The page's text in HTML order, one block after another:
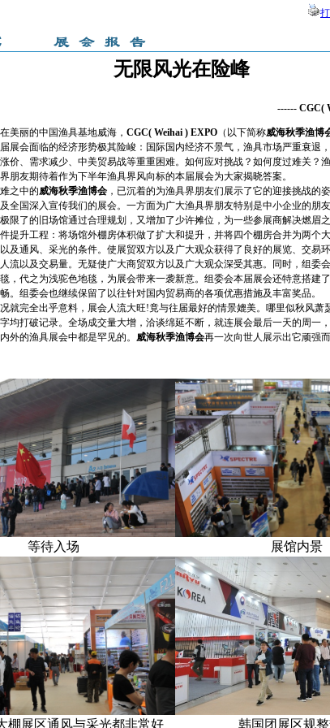
无限风光在险峰
------ CGC(
美丽的中国渔具基地威海， CGC( Weihai ) EXPO （以下简称威海秋季渔博
展会面临的经济形势极其险峻：国际国内经济不景气，渔具市场严重衰退
价、需求减少、中美贸易战等重重困难。如何应对挑战？如何度过难关？
朋友期待着作为下半年渔具界风向标的本届展会为大家揭晓答案。
之中的威海秋季渔博会 ，已沉着的为渔具界朋友们展示了它的迎接挑战的
全国深入宣传我们的展会。一方面为广大渔具界朋友特别是中小企业的朋
限了的旧场馆通过合理规划，又增加了少许摊位，为一些参展商解决燃眉
提升工程：将场馆外棚房体积做了扩大和提升，并将四个棚房合并为两个
及通风、采光的条件。使展贸双方以及广大观众获得了良好的展览、交易
流以及交易量。无疑使广大商贸双方以及广大观众深受其惠。同时，组委
，代之为浅驼色地毯，为展会带来一袭新意。组委会本届展会还特意搭建
。组委会也继续保留了以往针对国内贸易商的各项优惠措施及丰富奖品。
就完全出乎意料，展会人流大旺!竟与往届最好的情景媲美。哪里似秋风萧
均打破记录。全场成交量大增，洽谈绵延不断，就连展会最后一天的周一
外的渔具展会中都是罕见的。 威海秋季渔博会再一次向世人展示出它顽强
等待入场 展馆内景
棚展区通风与采光都非常好 韩国团展区规